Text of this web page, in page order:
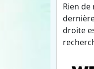
Rien
droite